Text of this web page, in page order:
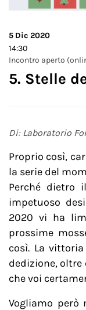
5 Dic 2020
14:30
Incontro aperto
5. Stelle
Di: Laboratorio
Proprio così,
la serie del
Perché dietro
impetuoso
2020 vi ha
prossime
così. La
dedizione, oltre
che voi
Vogliamo